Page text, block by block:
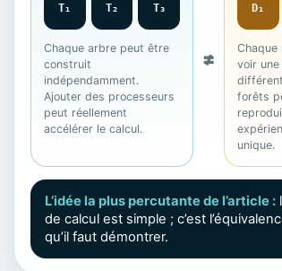
T₁ T₂ T₃
Chaque arbre peut être
construit
indépendamment.
Ajouter des processeurs
peut réellement
accélérer le calcul.
≠
D₁
Chaque
voir
forêts
unique.
L’idée la plus percutante de l’article :
de calcul est simple ; c’est
qu’il faut démontrer.